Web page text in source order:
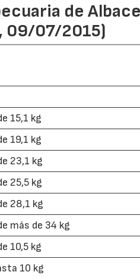
de
09/07/2015)
15,1 kg
19,1 kg
23,1 kg
25,5 kg
28,1 kg
más de 34 kg
10,5 kg
10 kg